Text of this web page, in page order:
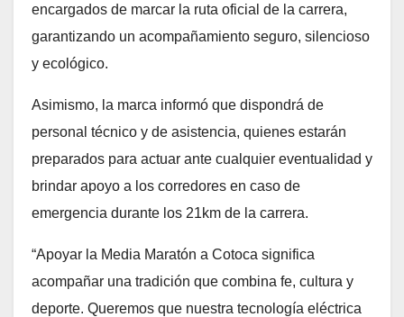
encargados de marcar la ruta oficial de la carrera,
garantizando un acompañamiento seguro, silencioso
y ecológico.
Asimismo, la marca informó que dispondrá de
personal técnico y de asistencia, quienes estarán
preparados para actuar ante cualquier eventualidad y
brindar apoyo a los corredores en caso de
emergencia durante los 21km de la carrera.
“Apoyar la Media Maratón a Cotoca significa
acompañar una tradición que combina fe, cultura y
deporte. Queremos que nuestra tecnología eléctrica